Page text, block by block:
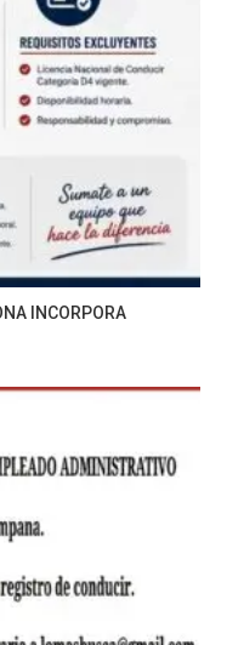
INCORPORA